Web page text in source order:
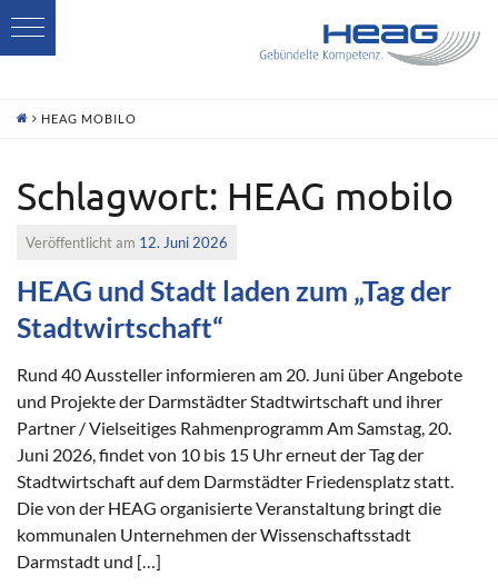
HEAG MOBILO
Schlagwort: HEAG mobilo
Veröffentlicht am 12. Juni 2026
HEAG und Stadt laden zum „Tag der
Stadtwirtschaft“
Rund 40 Aussteller informieren am 20. Juni über Angebote
und Projekte der Darmstädter Stadtwirtschaft und ihrer
Partner / Vielseitiges Rahmenprogramm Am Samstag, 20.
Juni 2026, findet von 10 bis 15 Uhr erneut der Tag der
Stadtwirtschaft auf dem Darmstädter Friedensplatz statt.
Die von der HEAG organisierte Veranstaltung bringt die
kommunalen Unternehmen der Wissenschaftsstadt
Darmstadt und […]